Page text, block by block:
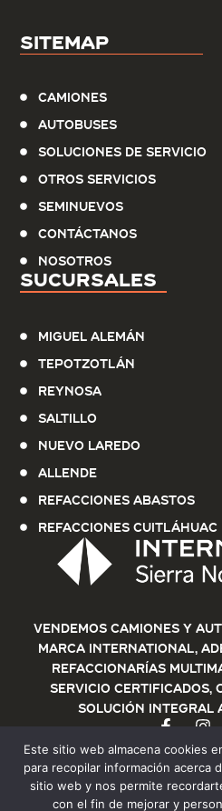
Vendemos Camiones y
marca International,
refaccionarías
servicio certificados,
solución integral
Sucursales
Miguel Alemán
Tepotzotlán
Reynosa
Saltillo
Nuevo Laredo
Allende
Refacciones Abastos
Refacciones Cuitláhuac
Sitemap
Camiones
Autobuses
Soluciones de servicio
Otros Servicios
Seminuevos
Contáctanos
Nosotros
Este sitio web almacena cookies
para recopilar información acerca
sitio web y nos permite
con el fin de mejorar y